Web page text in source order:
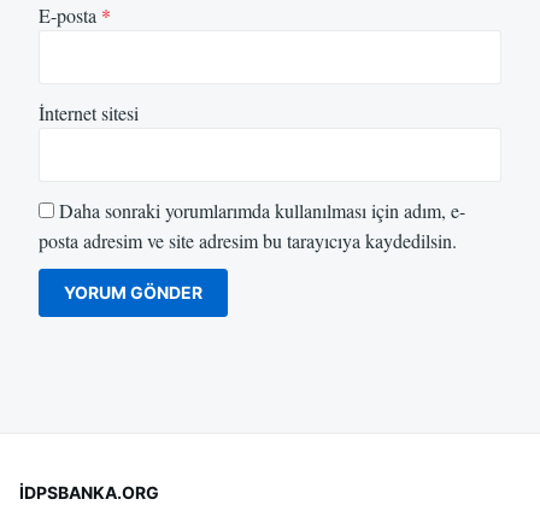
E-posta *
İnternet sitesi
Daha sonraki yorumlarımda kullanılması için adım, e-
posta adresim ve site adresim bu tarayıcıya kaydedilsin.
İDPSBANKA.ORG